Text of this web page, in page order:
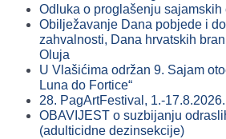
Odluka o proglašenju sajamskih
Obilježavanje Dana pobjede i
zahvalnosti, Dana hrvatskih
Oluja
U Vlašićima održan 9. Sajam
Luna do Fortice“
28. PagArtFestival, 1.-17.8.2026.
OBAVIJEST o suzbijanju
(adulticidne dezinsekcije)